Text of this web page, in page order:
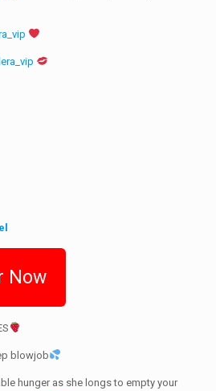
lera_vip
Now
blowjob
hunger as she longs to empty your